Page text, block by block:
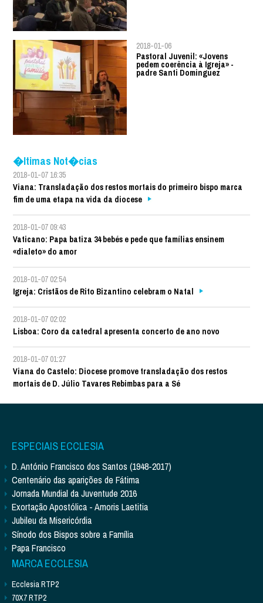
2018-01-06
Pastoral Juvenil: «Jovens
pedem coerência à Igreja» -
padre Santi Dominguez
�ltimas Not�cias
2018-01-07 16:35
Viana: Transladação dos restos mortais do primeiro bispo marca
fim de uma etapa na vida da diocese
2018-01-07 09:43
Vaticano: Papa batiza 34 bebés e pede que famílias ensinem
«dialeto» do amor
2018-01-07 02:54
Igreja: Cristãos de Rito Bizantino celebram o Natal
2018-01-07 02:02
Lisboa: Coro da catedral apresenta concerto de ano novo
2018-01-07 01:27
Viana do Castelo: Diocese promove transladação dos restos
mortais de D. Júlio Tavares Rebimbas para a Sé
ESPECIAIS ECCLESIA
D. António Francisco dos Santos (1948-2017)
Centenário das aparições de Fátima
Jornada Mundial da Juventude 2016
Exortação Apostólica - Amoris Laetitia
Jubileu da Misericórdia
Sínodo dos Bispos sobre a Família
Papa Francisco
MARCA ECCLESIA
Ecclesia RTP2
70X7 RTP2